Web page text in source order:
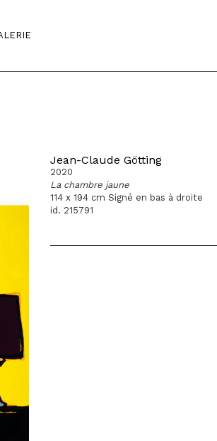
Jean-Claude Götting
2020
La chambre jaune
114 x 194 cm Signé en bas à droite
id. 215791